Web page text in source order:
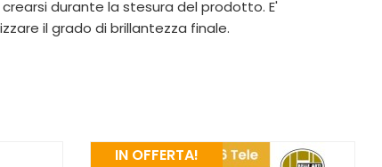
durante la stesura del prodotto. E'
il grado di brillantezza finale.
IN OFFERTA!